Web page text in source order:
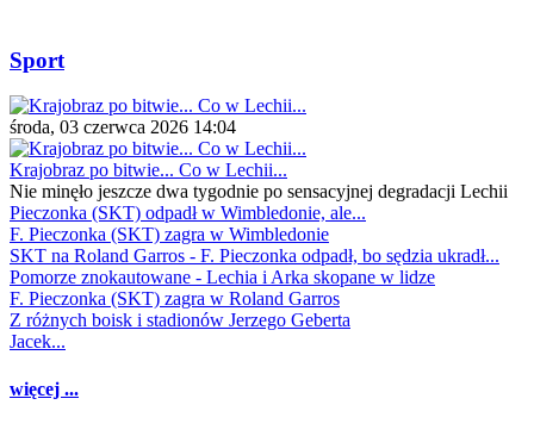
Sport
środa, 03 czerwca 2026 14:04
Krajobraz po bitwie... Co w Lechii...
Nie minęło jeszcze dwa tygodnie po sensacyjnej degradacji Lechii
Pieczonka (SKT) odpadł w Wimbledonie, ale...
F. Pieczonka (SKT) zagra w Wimbledonie
SKT na Roland Garros - F. Pieczonka odpadł, bo sędzia ukradł...
Pomorze znokautowane - Lechia i Arka skopane w lidze
F. Pieczonka (SKT) zagra w Roland Garros
Z różnych boisk i stadionów Jerzego Geberta
Jacek...
więcej ...